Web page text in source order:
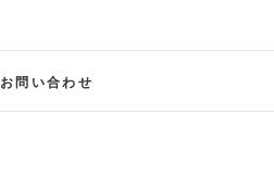
お問い合わせ